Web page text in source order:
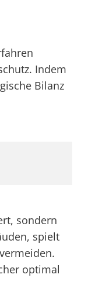
Indem
Bilanz
sondern
spielt
optimal